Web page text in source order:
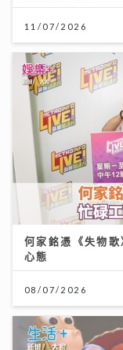
11/07/2026
何家銘憑《失物
心態
08/07/2026